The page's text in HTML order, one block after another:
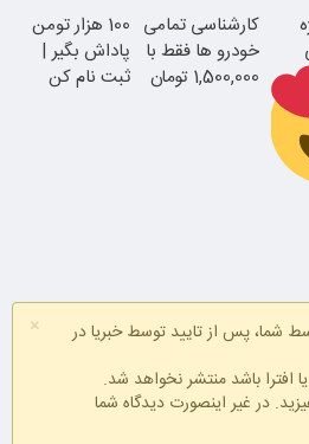
کارشناسی تمامی
خودرو ها فقط با
1,500,000 تومان
100 هزار تومن
پاداش بگیر |
ثبت نام کن
×
شما، پس از تایید توسط خبریا در
افترا باشد منتشر نخواهد شد.
در غیر اینصورت دیدگاه شما